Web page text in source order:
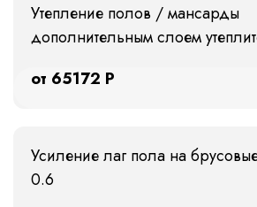
Утепление полов / мансарды
дополнительным слоем
от 65172 Р
Усиление лаг пола на
0.6